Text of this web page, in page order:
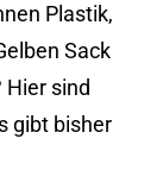
Plastik,
Sack
Hier sind
gibt bisher